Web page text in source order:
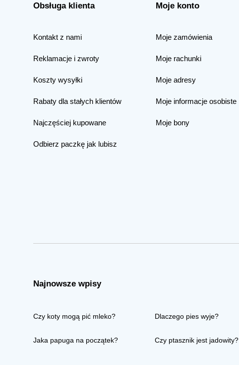
Obsługa klienta
Kontakt z nami
Reklamacje i zwroty
Koszty wysyłki
Rabaty dla stałych klientów
Najczęściej kupowane
Odbierz paczkę jak lubisz
Moje konto
Moje zamówienia
Moje rachunki
Moje adresy
Moje informacje osobiste
Moje bony
Najnowsze wpisy
Czy koty mogą pić mleko? Dlaczego pies wyje?
Jaka papuga na początek? Czy ptasznik jest jadowity?